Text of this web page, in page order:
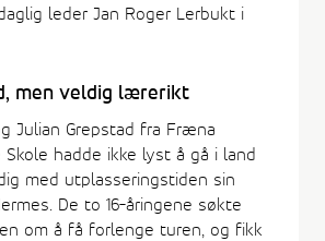
leder Jan Roger Lerbukt i
men veldig lærerikt
Julian Grepstad fra Fræna
Skole hadde ikke lyst å gå i land
med utplasseringstiden sin
De to 16-åringene søkte
om å få forlenge turen, og fikk